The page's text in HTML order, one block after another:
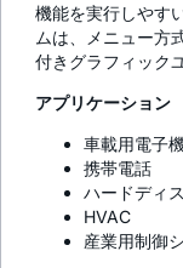
機能を実行しやす
ムは、メニュー方
付きグラフィック
アプリケーション
車載用電子
携帯電話
ハードディ
HVAC
産業用制御